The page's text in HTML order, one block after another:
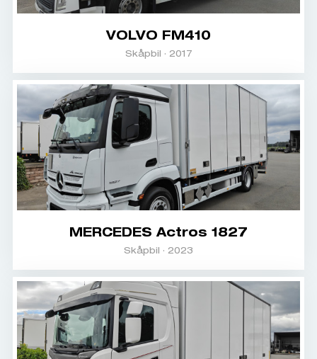
VOLVO FM410
Skåpbil · 2017
MERCEDES Actros 1827
Skåpbil · 2023